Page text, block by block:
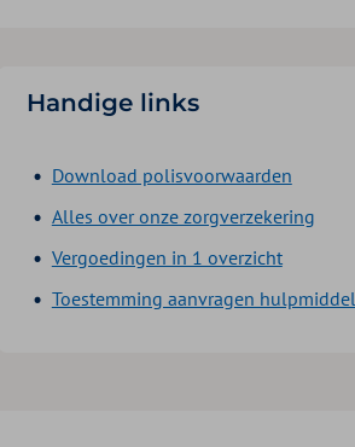
Handige links
Download polisvoorwaarden
Alles over onze zorgverzekering
Vergoedingen in 1 overzicht
Toestemming aanvragen hulpmiddel